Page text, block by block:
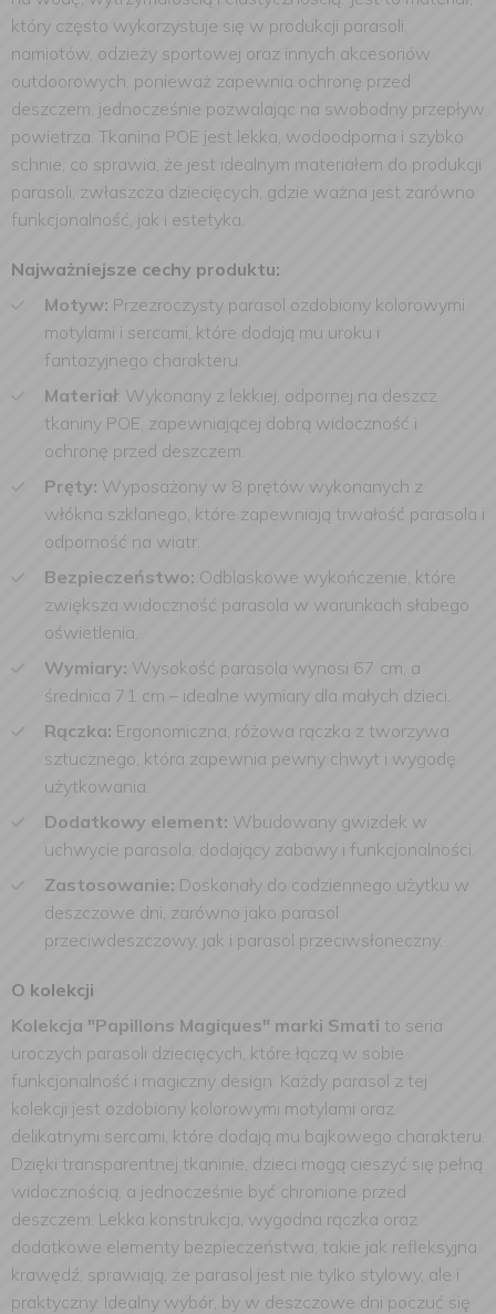
który często wykorzystuje się w produkcji parasoli,
namiotów, odzieży sportowej oraz innych akcesoriów
outdoorowych, ponieważ zapewnia ochronę przed
deszczem, jednocześnie pozwalając na swobodny przepływ
powietrza. Tkanina POE jest lekka, wodoodporna i szybko
schnie, co sprawia, że jest idealnym materiałem do produkcji
parasoli, zwłaszcza dziecięcych, gdzie ważna jest zarówno
funkcjonalność, jak i estetyka.
Najważniejsze cechy produktu:
Motyw: Przezroczysty parasol ozdobiony kolorowymi
motylami i sercami, które dodają mu uroku i
fantazyjnego charakteru.
Materiał: Wykonany z lekkiej, odpornej na deszcz
tkaniny POE, zapewniającej dobrą widoczność i
ochronę przed deszczem.
Pręty: Wyposażony w 8 prętów wykonanych z
włókna szklanego, które zapewniają trwałość parasola i
odporność na wiatr.
Bezpieczeństwo: Odblaskowe wykończenie, które
zwiększa widoczność parasola w warunkach słabego
oświetlenia.
Wymiary: Wysokość parasola wynosi 67 cm, a
średnica 71 cm – idealne wymiary dla małych dzieci.
Rączka: Ergonomiczna, różowa rączka z tworzywa
sztucznego, która zapewnia pewny chwyt i wygodę
użytkowania.
Dodatkowy element: Wbudowany gwizdek w
uchwycie parasola, dodający zabawy i funkcjonalności.
Zastosowanie: Doskonały do codziennego użytku w
deszczowe dni, zarówno jako parasol
przeciwdeszczowy, jak i parasol przeciwsłoneczny.
O kolekcji
Kolekcja "Papillons Magiques" marki Smati to seria
uroczych parasoli dziecięcych, które łączą w sobie
funkcjonalność i magiczny design. Każdy parasol z tej
kolekcji jest ozdobiony kolorowymi motylami oraz
delikatnymi sercami, które dodają mu bajkowego charakteru.
Dzięki transparentnej tkaninie, dzieci mogą cieszyć się pełną
widocznością, a jednocześnie być chronione przed
deszczem. Lekka konstrukcja, wygodna rączka oraz
dodatkowe elementy bezpieczeństwa, takie jak refleksyjna
krawędź, sprawiają, że parasol jest nie tylko stylowy, ale i
praktyczny. Idealny wybór, by w deszczowe dni poczuć się